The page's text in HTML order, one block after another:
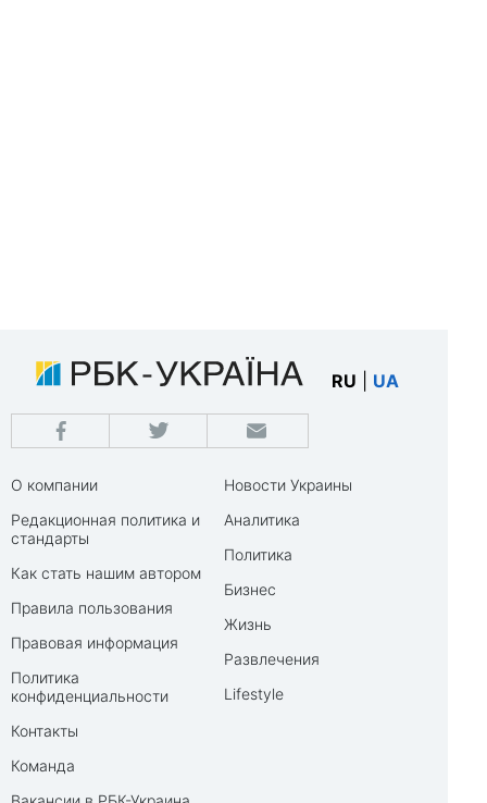
RU UA
О компании
Редакционная политика и
стандарты
Как стать нашим автором
Правила пользования
Правовая информация
Политика
конфиденциальности
Контакты
Команда
Новости Украины
Аналитика
Политика
Бизнес
Жизнь
Развлечения
Lifestyle